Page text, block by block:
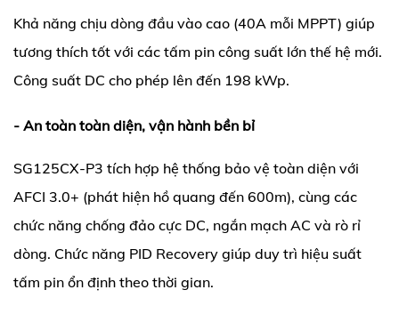
Khả năng chịu dòng đầu vào cao (40A mỗi MPPT) giúp
tương thích tốt với các tấm pin công suất lớn thế hệ mới.
Công suất DC cho phép lên đến 198 kWp.
- An toàn toàn diện, vận hành bền bỉ
SG125CX-P3 tích hợp hệ thống bảo vệ toàn diện với
AFCI 3.0+ (phát hiện hồ quang đến 600m), cùng các
chức năng chống đảo cực DC, ngắn mạch AC và rò rỉ
dòng. Chức năng PID Recovery giúp duy trì hiệu suất
tấm pin ổn định theo thời gian.